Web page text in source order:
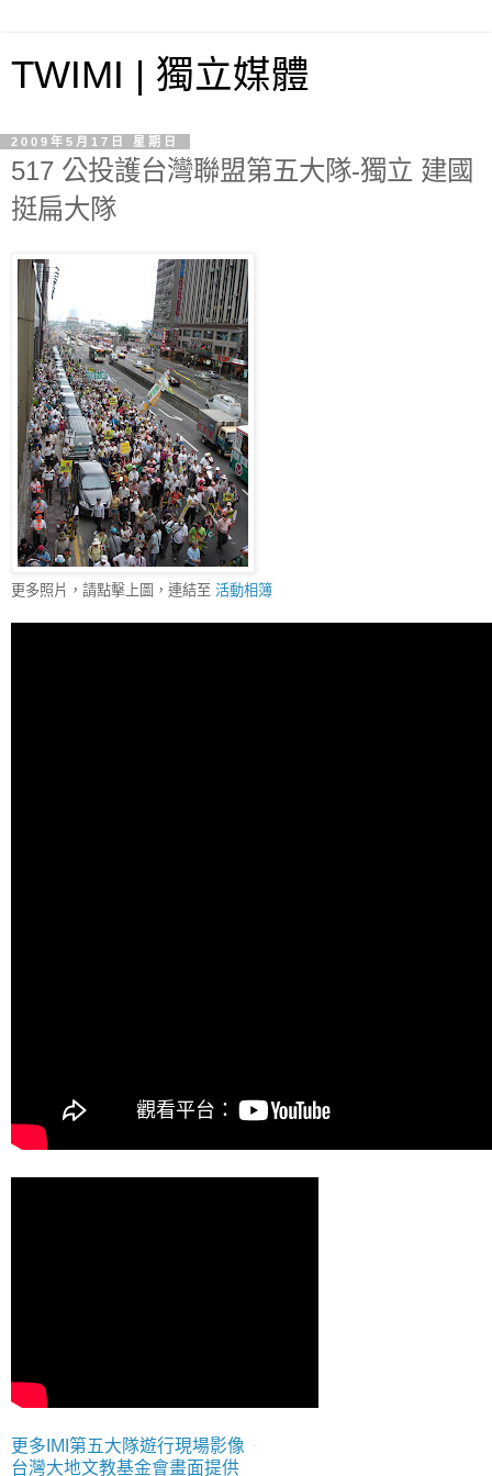
TWIMI | 獨立媒體
2009年5月17日 星期日
517 公投護台灣聯盟第五大隊-獨立 建國
挺扁大隊
更多照片，請點擊上圖，連結至 活動相簿
更多IMI第五大隊遊行現場影像
台灣大地文教基金會畫面提供